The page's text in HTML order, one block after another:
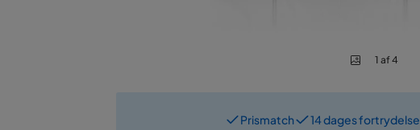
1 af 4
Prismatch 14 dages fortrydelse